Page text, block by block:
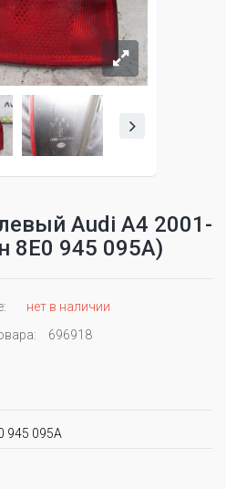
Audi A4 2001-
8E0 945 095A)
нет в наличии
696918
945 095A